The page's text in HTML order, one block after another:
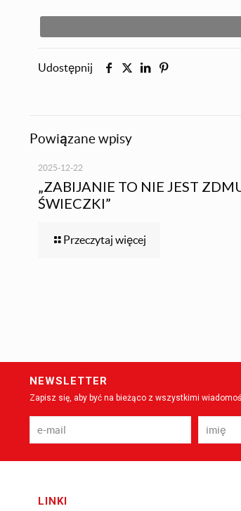
Udostępnij
Powiązane wpisy
2025-12-22
„ZABIJANIE TO NIE JEST
ŚWIECZKI”
Przeczytaj więcej
NEWSLETTER
Zapisz się, aby być na bieżąco z wszystkimi
LINKI